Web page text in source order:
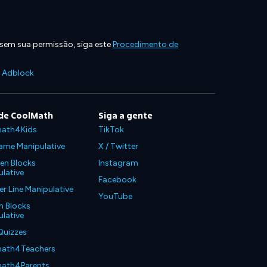
sua permissão, siga esteProcedimento de
Adblock
CoolMath
Manipulative
Blocks
Line Manipulative
Blocks
Siga a gente
TikTok
X / Twitter
Instagram
Facebook
YouTube